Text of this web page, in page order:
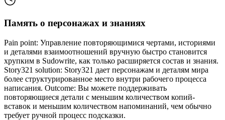
Память о персонажах и знаниях
Pain point: Управление повторяющимися чертами, историями
и деталями взаимоотношений вручную быстро становится
хрупким в Sudowrite, как только расширяется состав и знания.
Story321 solution: Story321 дает персонажам и деталям мира
более структурированное место внутри рабочего процесса
написания. Outcome: Вы можете поддерживать
повторяющиеся детали с меньшим количеством копий-
вставок и меньшим количеством напоминаний, чем обычно
требует ручной процесс подсказки.